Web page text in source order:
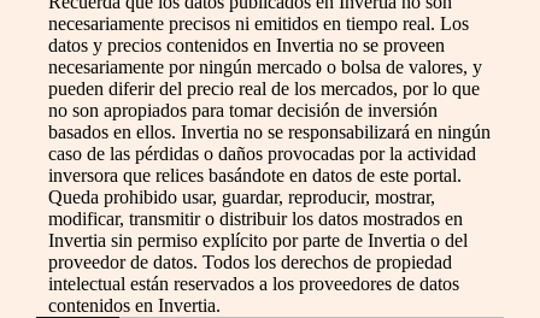
necesariamente precisos ni emitidos en tiempo real. Los
datos y precios contenidos en Invertia no se proveen
necesariamente por ningún mercado o bolsa de valores, y
pueden diferir del precio real de los mercados, por lo que
no son apropiados para tomar decisión de inversión
basados en ellos. Invertia no se responsabilizará en ningún
caso de las pérdidas o daños provocadas por la actividad
inversora que relices basándote en datos de este portal.
Queda prohibido usar, guardar, reproducir, mostrar,
modificar, transmitir o distribuir los datos mostrados en
Invertia sin permiso explícito por parte de Invertia o del
proveedor de datos. Todos los derechos de propiedad
intelectual están reservados a los proveedores de datos
contenidos en Invertia.